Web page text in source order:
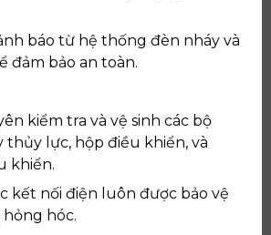
báo từ hệ thống đèn nháy và
đảm bảo an toàn.
kiểm tra và vệ sinh các bộ
thủy lực, hộp điều khiển, và
khiển.
kết nối điện luôn được bảo vệ
hóc.